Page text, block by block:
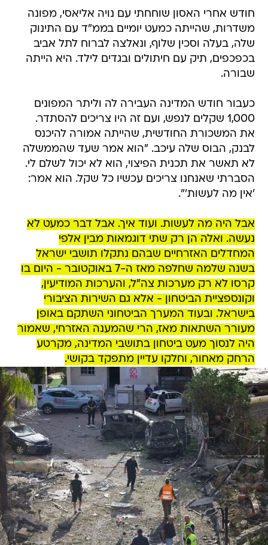
חודש אחרי האסון שוחחתי עם נויה אליאסי, מפונה
משדרות, שהייתה כמעט יומיים בממ"ד עם התינוק
שלה, בעלה וסכין שלוף, ונאלצה לברוח לתל אביב
בכפכפים, תיק עם חיתולים ובגדים לילד. היא הייתה
שבורה.
כעבור חודש המדינה העבירה לה וליתר המפונים
1,000 שקלים לנפש, ועם זה היו צריכים להסתדר.
את המשכורת החודשית, שהייתה אמורה להיכנס
לבנק, הבוס שלה עיכב. "הוא אמר שעד שהממשלה
לא תאשר את תכנית הפיצוי, הוא לא יכול לשלם לי.
הסברתי שאנחנו צריכים עכשיו כל שקל. הוא אמר:
'אין מה לעשות'".
אבל היה מה לעשות. ועוד איך. אבל דבר כמעט לא
נעשה. ואלה הן רק שתי דוגמאות מבין אלפי
המחדלים האזרחיים שבהם נתקלו תושבי ישראל
בשנה שלמה שחלפה מאז ה-7 באוקטובר - היום בו
קרסו לא רק מערכות צה"ל, והערכות המודיעין,
וקונספציית הביטחון - אלא גם השירות הציבורי
בישראל. ובעוד המערך הביטחוני השתקם באופן
מעורר השתאות מאז, הרי שהמענה האזרחי, שאמור
היה לנסוך מעט ביטחון בתושבי המדינה, מקרטע
הרחק מאחור, וחלקו עדיין מתפקד בקושי.